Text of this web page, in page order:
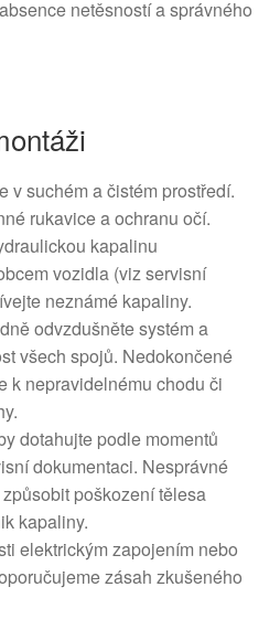
netěsností a správného
v suchém a čistém prostředí.
rukavice a ochranu očí.
kapalinu
vozidla (viz servisní
neznámé kapaliny.
odvzdušněte systém a
všech spojů. Nedokončené
k nepravidelnému chodu či
dotahujte podle momentů
dokumentaci. Nesprávné
poškození tělesa
kapaliny.
elektrickým zapojením nebo
zásah zkušeného